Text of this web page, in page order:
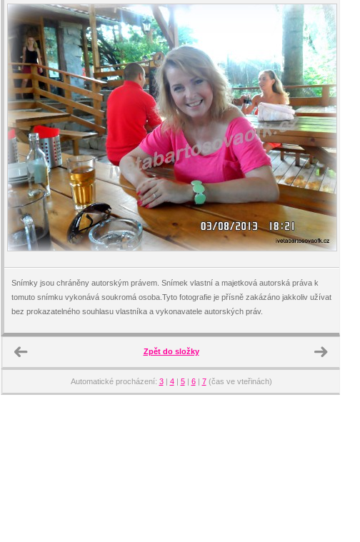
Snímky jsou chráněny autorským právem. Snímek vlastní a majetková autorská práva k
tomuto snímku vykonává soukromá osoba.Tyto fotografie je přísně zakázáno jakkoliv užívat
bez prokazatelného souhlasu vlastníka a vykonavatele autorských práv.
Zpět do složky
Automatické procházení: 3| 4| 5| 6| 7(čas ve vteřinách)